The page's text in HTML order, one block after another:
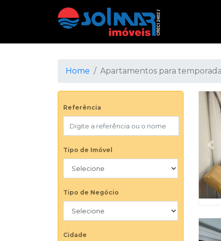
Home Apartamentos para
Referência
Tipo de Imóvel
Tipo de Negócio
Cidade